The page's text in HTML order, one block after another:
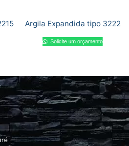
Argila Expandida tipo 3222
Solicite um orçamento